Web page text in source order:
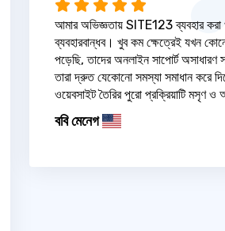
আমার অভিজ্ঞতায় SITE123 ব্যবহার
ব্যবহারবান্ধব। খুব কম ক্ষেত্রেই যখন
পড়েছি, তাদের অনলাইন সাপোর্ট অসাধারণ
তারা দ্রুত যেকোনো সমস্যা সমাধান করে
ওয়েবসাইট তৈরির পুরো প্রক্রিয়াটি মসৃণ ও
ববি মেনেগ